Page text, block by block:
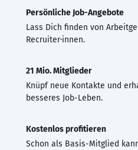
Persönliche Job-Angebote
Lass Dich finden von
Recruiter·innen.
21 Mio. Mitglieder
Knüpf neue Kontakte und
besseres Job-Leben.
Kostenlos profitieren
Schon als Basis-Mitglied